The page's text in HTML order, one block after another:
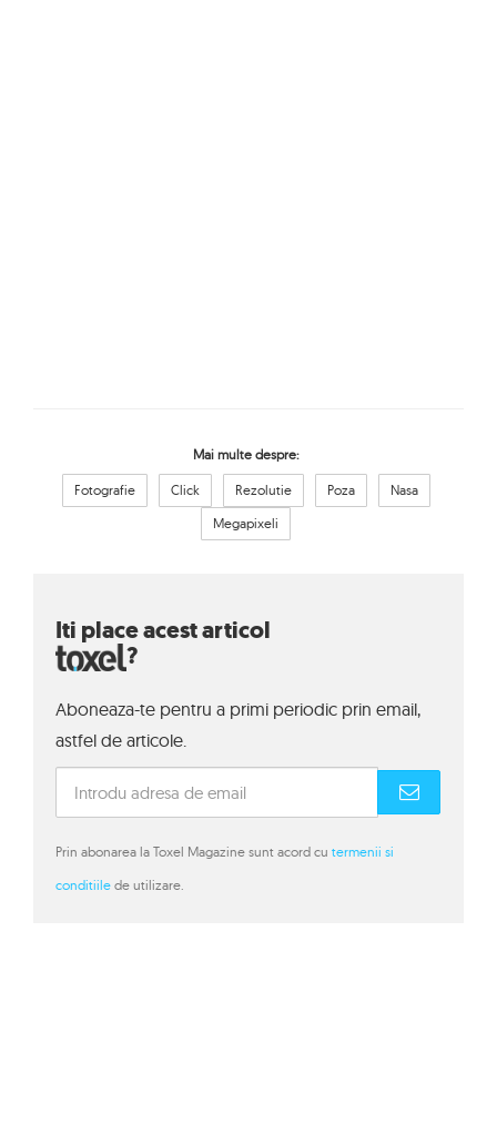
Mai multe despre:
Fotografie Click Rezolutie Poza
Nasa
Megapixeli
Iti place acest articol
?
Aboneaza-te pentru a primi periodic prin email,
astfel de articole.
Prin abonarea la Toxel Magazine sunt acord cu termenii si
conditiile de utilizare.